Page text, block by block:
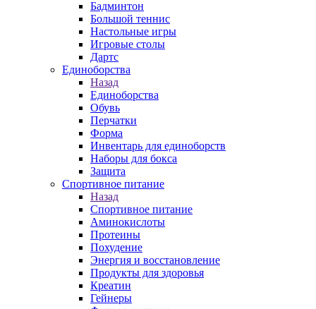
Бадминтон
Большой теннис
Настольные игры
Игровые столы
Дартс
Единоборства
Назад
Единоборства
Обувь
Перчатки
Форма
Инвентарь для единоборств
Наборы для бокса
Защита
Спортивное питание
Назад
Спортивное питание
Аминокислоты
Протеины
Похудение
Энергия и восстановление
Продукты для здоровья
Креатин
Гейнеры